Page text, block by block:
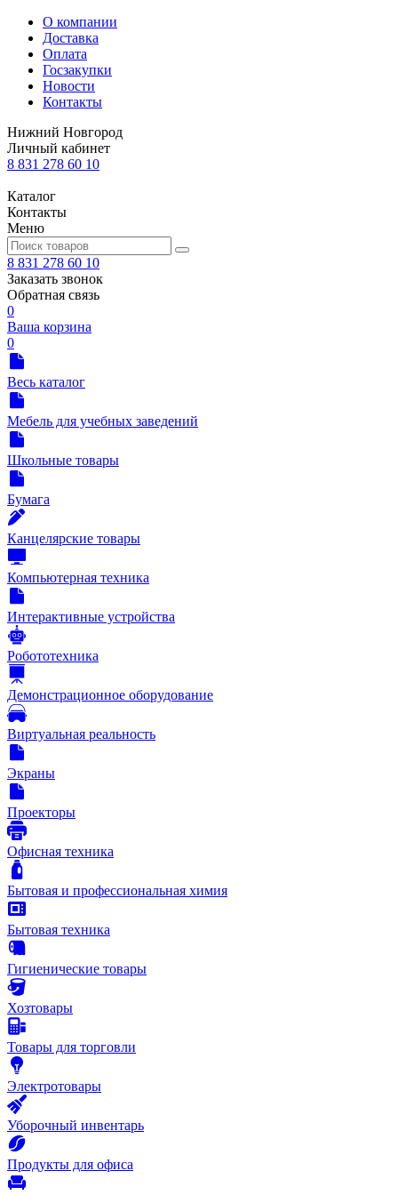
О компании
Доставка
Оплата
Госзакупки
Новости
Контакты
Нижний Новгород
Личный кабинет
8 831 278 60 10
Каталог
Контакты
Меню
8 831 278 60 10
Заказать звонок
Обратная связь
0
Ваша корзина
0
Весь каталог
Мебель для учебных заведений
Школьные товары
Бумага
Канцелярские товары
Компьютерная техника
Интерактивные устройства
Робототехника
Демонстрационное оборудование
Виртуальная реальность
Экраны
Проекторы
Офисная техника
Бытовая и профессиональная химия
Бытовая техника
Гигиенические товары
Хозтовары
Товары для торговли
Электротовары
Уборочный инвентарь
Продукты для офиса